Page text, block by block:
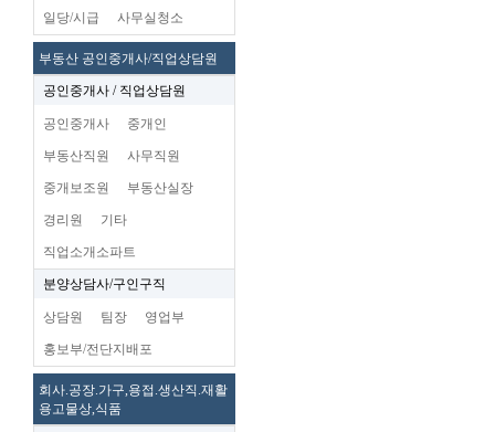
일당/시급 사무실청소
부동산 공인중개사/직업상담원
공인중개사 / 직업상담원
공인중개사 중개인
부동산직원 사무직원
중개보조원 부동산실장
경리원 기타
직업소개소파트
분양상담사/구인구직
상담원 팀장 영업부
홍보부/전단지배포
회사.공장.가구,용접.생산직.재활
용고물상,식품